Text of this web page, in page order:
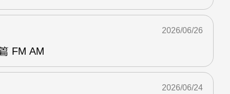
FM AM
2026/06/26
2026/06/24